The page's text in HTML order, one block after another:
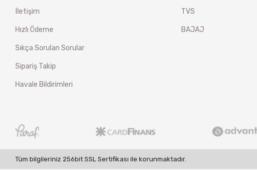
İletişim
Hızlı Ödeme
Sıkça Sorulan Sorular
Sipariş Takip
Havale Bildirimleri
TVS
BAJAJ
Tüm bilgileriniz 256bit SSL Sertifikası ile korunmaktadır.